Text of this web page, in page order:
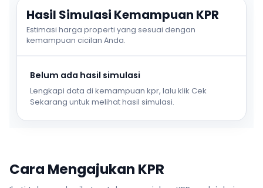
Hasil Simulasi Kemampuan KPR
Estimasi harga properti yang sesuai dengan
kemampuan cicilan Anda.
Belum ada hasil simulasi
Lengkapi data di kemampuan kpr, lalu klik Cek
Sekarang untuk melihat hasil simulasi.
Cara Mengajukan KPR